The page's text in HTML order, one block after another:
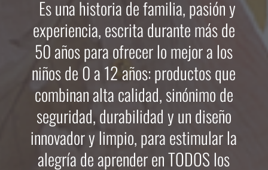
Es una historia de familia, pasión y
experiencia, escrita durante más de
50 años para ofrecer lo mejor a los
niños de 0 a 12 años: productos que
combinan alta calidad, sinónimo de
seguridad, durabilidad y un diseño
innovador y limpio, para estimular la
alegría de aprender en TODOS los